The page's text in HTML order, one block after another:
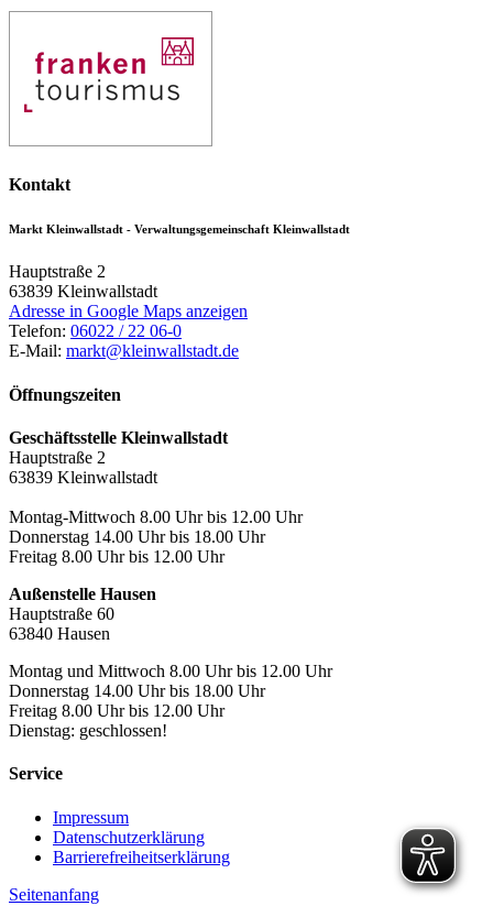
Kontakt
Markt Kleinwallstadt - Verwaltungsgemeinschaft Kleinwallstadt
Hauptstraße 2
63839 Kleinwallstadt
Adresse in Google Maps anzeigen
Telefon: 06022 / 22 06-0
E-Mail: markt@kleinwallstadt.de
Öffnungszeiten
Geschäftsstelle Kleinwallstadt
Hauptstraße 2
63839 Kleinwallstadt
Montag-Mittwoch 8.00 Uhr bis 12.00 Uhr
Donnerstag 14.00 Uhr bis 18.00 Uhr
Freitag 8.00 Uhr bis 12.00 Uhr
Außenstelle Hausen
Hauptstraße 60
63840 Hausen
Montag und Mittwoch 8.00 Uhr bis 12.00 Uhr
Donnerstag 14.00 Uhr bis 18.00 Uhr
Freitag 8.00 Uhr bis 12.00 Uhr
Dienstag: geschlossen!
Service
Impressum
Datenschutzerklärung
Barrierefreiheitserklärung
Seitenanfang